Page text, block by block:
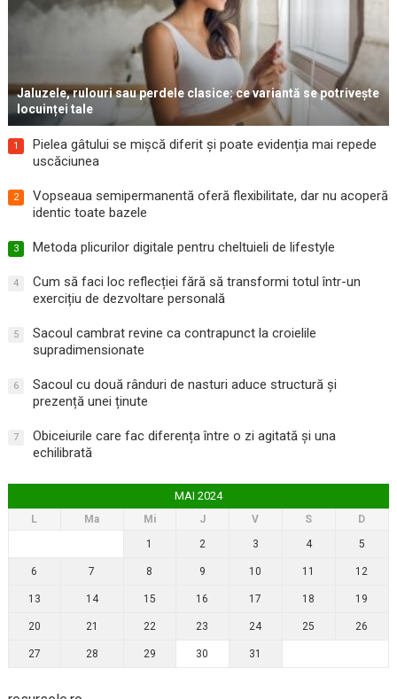
Jaluzele, rulouri sau perdele clasice: ce variantă se potrivește
locuinței tale
1
Pielea gâtului se mișcă diferit și poate evidenția mai repede
uscăciunea
2
Vopseaua semipermanentă oferă flexibilitate, dar nu acoperă
identic toate bazele
3 Metoda plicurilor digitale pentru cheltuieli de lifestyle
4
Cum să faci loc reflecției fără să transformi totul într-un
exercițiu de dezvoltare personală
5
Sacoul cambrat revine ca contrapunct la croielile
supradimensionate
6
Sacoul cu două rânduri de nasturi aduce structură și
prezență unei ținute
7
Obiceiurile care fac diferența între o zi agitată și una
echilibrată
MAI 2024
L Ma Mi J V S
D
1
2 3 4 5
6 7 8 9 10 11 12
13 14 15 16 17 18 19
20 21 22 23 24 25 26
27 28 29 30 31